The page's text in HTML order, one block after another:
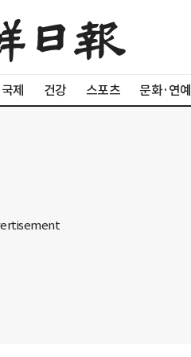
국제 건강 스포츠 문화·연예